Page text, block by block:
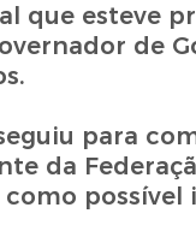
que esteve
de
para
da
como